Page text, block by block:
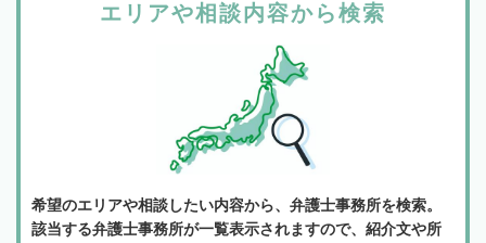
エリアや相談内容から検索
希望のエリアや相談したい内容から、弁護士事務所を検索。
該当する弁護士事務所が一覧表示されますので、紹介文や所